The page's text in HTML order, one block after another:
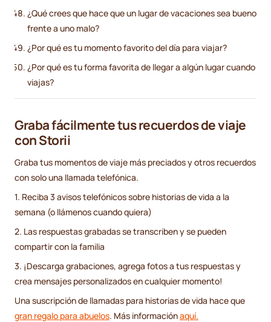
¿Qué crees que hace que un lugar de vacaciones sea bueno
frente a uno malo?
¿Por qué es tu momento favorito del día para viajar?
¿Por qué es tu forma favorita de llegar a algún lugar cuando
viajas?
Graba fácilmente tus recuerdos de viaje
con Storii
Graba tus momentos de viaje más preciados y otros recuerdos
con solo una llamada telefónica.
1. Reciba 3 avisos telefónicos sobre historias de vida a la
semana (o llámenos cuando quiera)
2. Las respuestas grabadas se transcriben y se pueden
compartir con la familia
3. ¡Descarga grabaciones, agrega fotos a tus respuestas y
crea mensajes personalizados en cualquier momento!
Una suscripción de llamadas para historias de vida hace que
gran regalo para abuelos. Más informaciónaquí.